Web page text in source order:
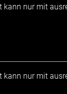
kann nur mit
kann nur mit